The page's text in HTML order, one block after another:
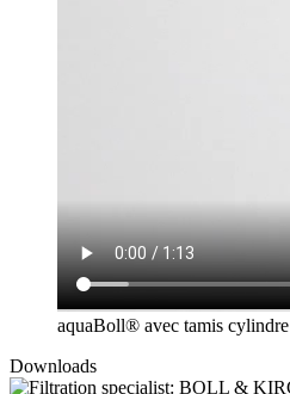
aquaBoll® avec tamis cylindre
Downloads